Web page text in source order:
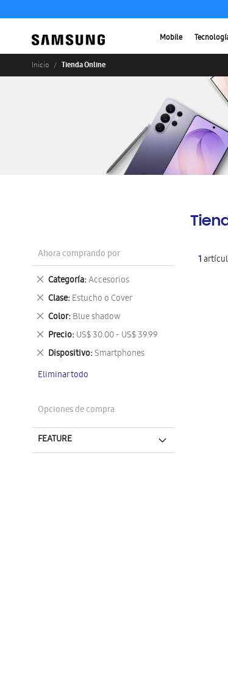
Mobile
Inicio Tienda Online
1
Ahora comprando por
Categoría Accesorios
Eliminar
este
artículo
Clase Estucho o Cover
Eliminar
este
artículo
Color Blue shadow
Eliminar
este
artículo
Precio US$ 30.00 - US$ 39.99
Eliminar
este
artículo
Dispositivo Smartphones
Eliminar
artículo
Eliminar todo
Opciones de compra
FEATURE